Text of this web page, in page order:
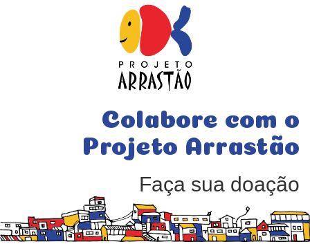
Colabore com o
Projeto Arrastão
Faça sua doação